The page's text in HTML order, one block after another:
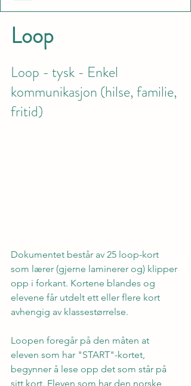
Loop
Loop - tysk - Enkel
kommunikasjon (hilse, familie,
fritid)
Dokumentet består av 25 loop-kort
som lærer (gjerne laminerer og) klipper
opp i forkant. Kortene blandes og
elevene får utdelt ett eller flere kort
avhengig av klassestørrelse.
Loopen foregår på den måten at
eleven som har "START"-kortet,
begynner å lese opp det som står på
sitt kort. Eleven som har den norske